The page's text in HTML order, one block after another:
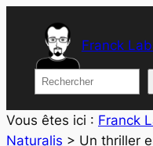
contenu
Franck
Rechercher
Vous êtes ici : Franck
Naturalis > Un thriller